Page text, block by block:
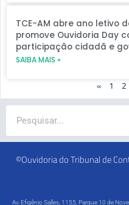
TCE-AM abre ano letivo
promove Ouvidoria Day
participação cidadã e
SAIBA MAIS »
« 1 2
©Ouvidoria do Tribunal de
Av. Efigênio Salles, 1155, Parque 10 de